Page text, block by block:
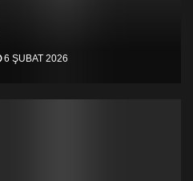
6 ŞUBAT 2026